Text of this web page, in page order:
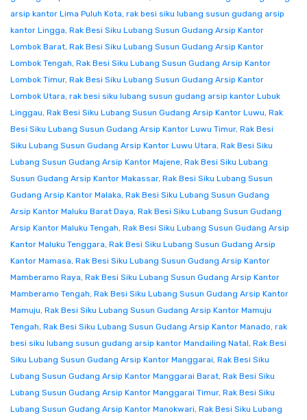
arsip kantor Lima Puluh Kota, rak besi siku lubang susun gudang arsip
kantor Lingga, Rak Besi Siku Lubang Susun Gudang Arsip Kantor
Lombok Barat, Rak Besi Siku Lubang Susun Gudang Arsip Kantor
Lombok Tengah, Rak Besi Siku Lubang Susun Gudang Arsip Kantor
Lombok Timur, Rak Besi Siku Lubang Susun Gudang Arsip Kantor
Lombok Utara, rak besi siku lubang susun gudang arsip kantor Lubuk
Linggau, Rak Besi Siku Lubang Susun Gudang Arsip Kantor Luwu, Rak
Besi Siku Lubang Susun Gudang Arsip Kantor Luwu Timur, Rak Besi
Siku Lubang Susun Gudang Arsip Kantor Luwu Utara, Rak Besi Siku
Lubang Susun Gudang Arsip Kantor Majene, Rak Besi Siku Lubang
Susun Gudang Arsip Kantor Makassar, Rak Besi Siku Lubang Susun
Gudang Arsip Kantor Malaka, Rak Besi Siku Lubang Susun Gudang
Arsip Kantor Maluku Barat Daya, Rak Besi Siku Lubang Susun Gudang
Arsip Kantor Maluku Tengah, Rak Besi Siku Lubang Susun Gudang Arsip
Kantor Maluku Tenggara, Rak Besi Siku Lubang Susun Gudang Arsip
Kantor Mamasa, Rak Besi Siku Lubang Susun Gudang Arsip Kantor
Mamberamo Raya, Rak Besi Siku Lubang Susun Gudang Arsip Kantor
Mamberamo Tengah, Rak Besi Siku Lubang Susun Gudang Arsip Kantor
Mamuju, Rak Besi Siku Lubang Susun Gudang Arsip Kantor Mamuju
Tengah, Rak Besi Siku Lubang Susun Gudang Arsip Kantor Manado, rak
besi siku lubang susun gudang arsip kantor Mandailing Natal, Rak Besi
Siku Lubang Susun Gudang Arsip Kantor Manggarai, Rak Besi Siku
Lubang Susun Gudang Arsip Kantor Manggarai Barat, Rak Besi Siku
Lubang Susun Gudang Arsip Kantor Manggarai Timur, Rak Besi Siku
Lubang Susun Gudang Arsip Kantor Manokwari, Rak Besi Siku Lubang